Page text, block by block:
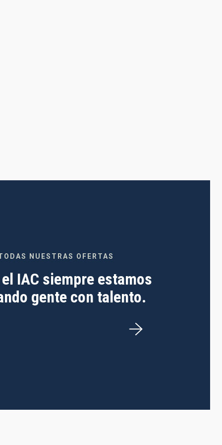
NUESTRAS OFERTAS
IAC siempre estamos
gente con talento.